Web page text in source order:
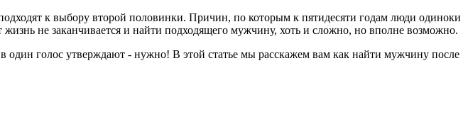
к выбору второй половинки. Причин, по которым к пятидесяти годам люди одиноки
не заканчивается и найти подходящего мужчину, хоть и сложно, но вполне возможно.
голос утверждают - нужно! В этой статье мы расскажем вам как найти мужчину после